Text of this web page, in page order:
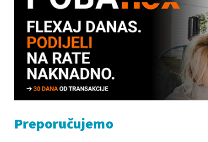
Preporučujemo